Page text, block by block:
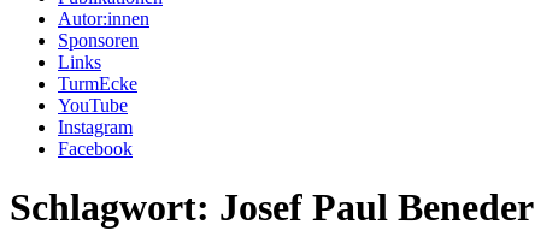
Autor:innen
Sponsoren
Links
TurmEcke
YouTube
Instagram
Facebook
Schlagwort: Josef Paul Beneder